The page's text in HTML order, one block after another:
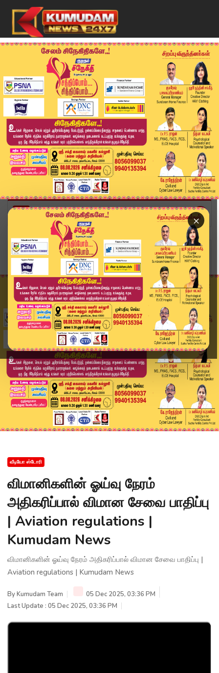
×
Home
வீடியோ ஸ்டோரி
விமானிகளின் ஓய்வு நேரம் அதிகரிப்பால் விமான சேவை...
வீடியோ ஸ்டோரி
விமானிகளின் ஓய்வு நேரம்
அதிகரிப்பால் விமான சேவை பாதிப்பு
| Aviation regulations |
Kumudam News
விமானிகளின் ஓய்வு நேரம் அதிகரிப்பால் விமான சேவை பாதிப்பு |
Aviation regulations | Kumudam News
ByKumudam Team
05 Dec 2025, 03:36 PM
Last Update : 05 Dec 2025, 03:36 PM